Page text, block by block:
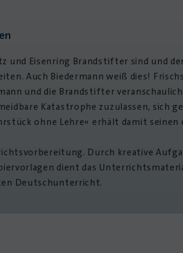
und Eisenring Brandstifter sind und
Auch Biedermann weiß dies!
und die Brandstifter
Katastrophe zuzulassen, sich
ohne Lehre« erhält damit seinen
Durch kreative
dient das
Deutschunterricht.